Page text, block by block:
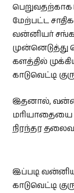
பெறுவதற்காக
மேற்பட்ட
வன்னியர்
களத்தில்
காடுவெட்டி
இதனால்,
மரியாதையை
நிரந்தர
இப்படி
காடுவெட்டி